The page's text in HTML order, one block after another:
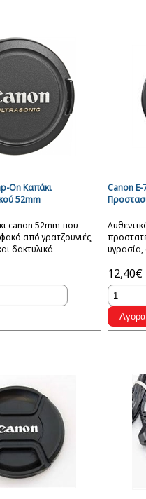
On Καπάκι
52mm
canon 52mm που
από γρατζουνιές,
δακτυλικά
Canon
υγρασία,
12,40€